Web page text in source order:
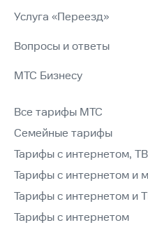
Услуга «Переезд»
Вопросы и ответы
МТС Бизнесу
Все тарифы МТС
Семейные тарифы
Тарифы с интернетом,
Тарифы с интернетом и
Тарифы с интернетом и
Тарифы с интернетом